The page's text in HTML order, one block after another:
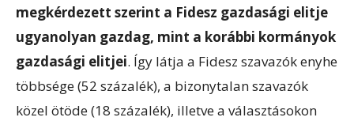
megkérdezett szerint a Fidesz gazdasági elitje
ugyanolyan gazdag, mint a korábbi kormányok
gazdasági elitjei. Így látja a Fidesz szavazók enyhe
többsége (52 százalék), a bizonytalan szavazók
közel ötöde (18 százalék), illetve a választásokon